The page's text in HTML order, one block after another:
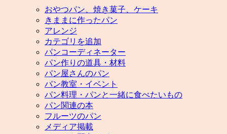
おやつパン、焼き菓子、ケーキ
きままに作ったパン
アレンジ
カテゴリを追加
パンコーディネーター
パン作りの道具・材料
パン屋さんのパン
パン教室・イベント
パン料理・パンと一緒に食べたいもの
パン関連の本
フルーツのパン
メディア掲載